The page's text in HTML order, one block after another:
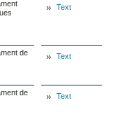
Text
de
Text
de
Text